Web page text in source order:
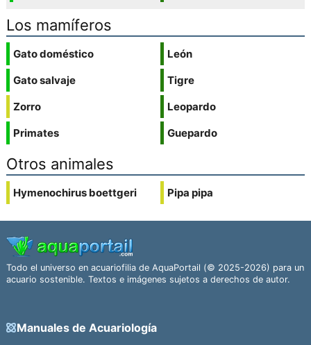
Los mamíferos
Gato doméstico
Gato salvaje
Zorro
Primates
León
Tigre
Leopardo
Guepardo
Otros animales
Hymenochirus boettgeri Pipa pipa
Todo el universo en acuariofilia de AquaPortail (© 2025-2026) para un
acuario sostenible. Textos e imágenes sujetos a derechos de autor.
Manuales de Acuariología